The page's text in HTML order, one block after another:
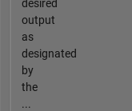
desired
output
as
designated
by
the
...